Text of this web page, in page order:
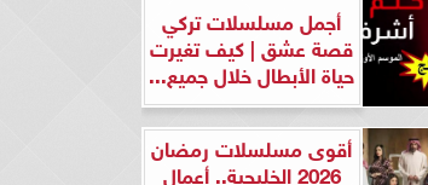
أجمل مسلسلات تركي
قصة عشق | كيف تغيرت
حياة الأبطال خلال جميع...
أقوى مسلسلات رمضان
2026 الخليجية.. أعمال